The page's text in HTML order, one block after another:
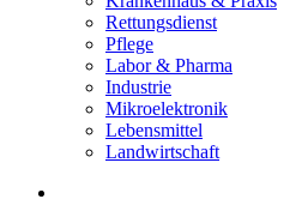
Rettungsdienst
Pflege
Labor & Pharma
Industrie
Mikroelektronik
Lebensmittel
Landwirtschaft